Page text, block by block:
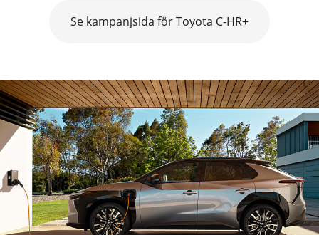
Se kampanjsida för Toyota C-HR+